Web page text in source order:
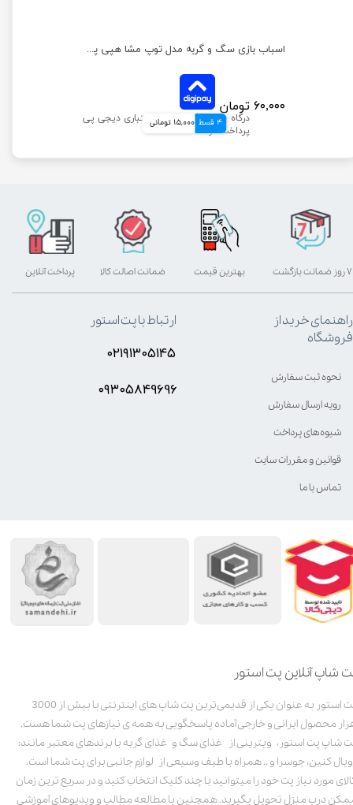
اسباب بازی سگ و گربه مدل توپ مشا هپی پت بزرگ
۶۰,۰۰۰ تومان
4 قسط 15,000 تومانی
شاپ آنلاین پت استور
پت استور به عنوان یکی از قدیمی‌ترین پت شاپ های اینترنتی با بیش از 3000
محصول ایرانی و خارجی آماده پاسخگویی به همه ی نیازهای پت شما هست.
شاپ پت استور، ویترینی از غذای سگ و غذای گربه با برندهای معتبر مانند:
کنین، جوسرا و .. همراه با طیف وسیعی از لوازم جانبی برای پت شما است.
مورد نیاز پت خود را میتوانید با چند کلیک انتخاب کنید و در سریع ترین زمان
درب منزل تحویل بگیرید. همچنین با مطالعه مطالب و ویدیوهای آموزشی
بهترین قیمت پرداخت آنلاین ۷ روز ضمانت بازگشت ضمانت اصالت کالا
راهنمای خرید از
فروشگاه
نحوه ثبت سفارش
رویه ارسال سفارش
شیوه‌های پرداخت
قوانین و مقررات سایت
تماس با ما
ارتباط با پت استور
۰۲۱۹۱۳۰۵۱۴۵
۰۹۳۰۵8۴9696